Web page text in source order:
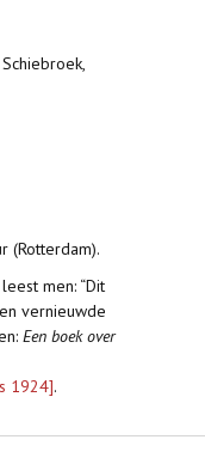
Schiebroek,
(Rotterdam).
men: “Dit
vernieuwde
Een boek over
1924].